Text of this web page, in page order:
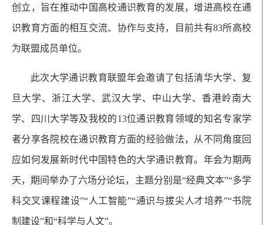
创立，旨在推动中国高校通识教育的发展，增进高校在通
识教育方面的相互交流、协作与支持，目前共有83所高校
为联盟成员单位。
此次大学通识教育联盟年会邀请了包括清华大学、复
旦大学、浙江大学、武汉大学、中山大学、香港岭南大
学、四川大学等及我校的13位通识教育领域的知名专家学
者分享各院校在通识教育方面的经验做法，从不同角度回
应如何发展新时代中国特色的大学通识教育。年会为期两
天，期间举办了六场分论坛，主题分别是“经典文本”“多学
科交叉课程建设”“人工智能”“通识与拔尖人才培养”“书院
制建设”和“科学与人文”。